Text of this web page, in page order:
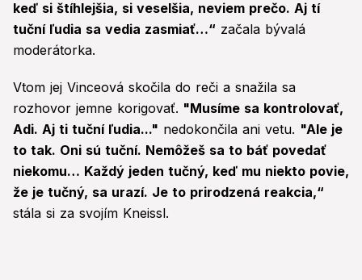
keď si štíhlejšia, si veselšia, neviem prečo. Aj tí
tuční ľudia sa vedia zasmiať…“ začala bývalá
moderátorka.
Vtom jej Vinceová skočila do reči a snažila sa
rozhovor jemne korigovať. "Musíme sa kontrolovať,
Adi. Aj ti tuční ľudia..." nedokončila ani vetu. "Ale je
to tak. Oni sú tuční. Nemôžeš sa to báť povedať
niekomu… Každý jeden tučný, keď mu niekto povie,
že je tučný, sa urazí. Je to prirodzená reakcia,“
stála si za svojím Kneissl.